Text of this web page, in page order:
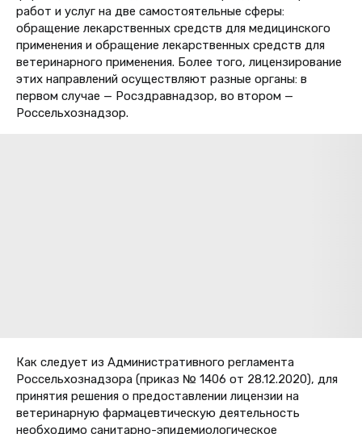
работ и услуг на две самостоятельные сферы:
обращение лекарственных средств для медицинского
применения и обращение лекарственных средств для
ветеринарного применения. Более того, лицензирование
этих направлений осуществляют разные органы: в
первом случае — Росздравнадзор, во втором —
Россельхознадзор.
Как следует из Административного регламента
Россельхознадзора (приказ № 1406 от 28.12.2020), для
принятия решения о предоставлении лицензии на
ветеринарную фармацевтическую деятельность
необходимо санитарно-эпидемиологическое